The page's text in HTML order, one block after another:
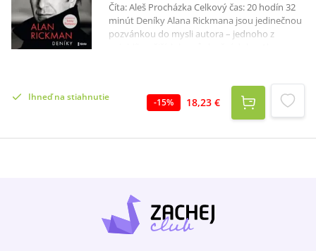
Číta: Aleš Procházka Celkový čas: 20 hodín 32
minút Deníky Alana Rickmana jsou jedinečnou
pozvánkou do mysli autora – jednoho z
profesionalita i zvučný hlas nepřestávají diváci
obdivovat ani dnes. Rickmanovy deníky
popisují neobyčejně i obyčejné věci, vypráví
zůstávají naprosto upřímné. Autor nás bere do
roli ve Smrtonosné pasti, přes Robina Hooda
až po filmy o Harrym Potterovi a Královu
zahradnici, kterou režíroval. Deníky začínají v
roce 1993 a končí s hercovou smrtí v roce 2016
Ihneď na stiahnutie -15% 18,23 €